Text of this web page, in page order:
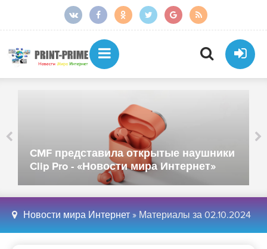
CMF представила открытые наушники
Clip Pro - «Новости мира Интернет»
Новости мира Интернет » Материалы за 02.10.2024